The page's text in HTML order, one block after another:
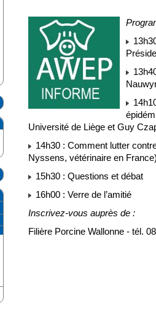
Université de Liège et Guy
14h30 : Comment lutter
Nyssens, vétérinaire en
15h30 : Questions et débat
16h00 : Verre de l’amitié
Inscrivez-vous auprès de :
Filière Porcine Wallonne - tél.